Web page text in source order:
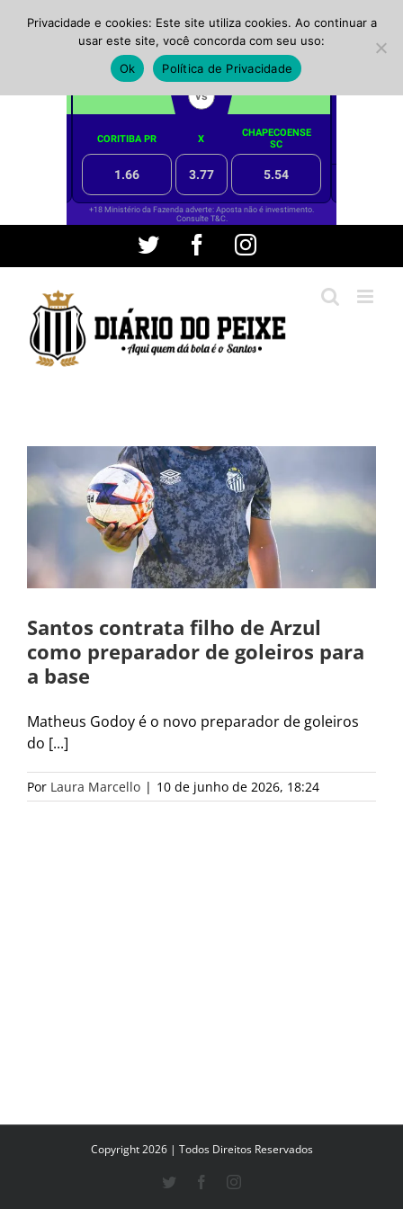
conteúdo
Twitter FacebookInstagram
Santos contrata filho de Arzul
como preparador de goleiros para
a base
Matheus Godoy é o novo preparador de goleiros
do [...]
Por Laura Marcello | 10 de junho de 2026, 18:24
Copyright 2026 | Todos Direitos Reservados
Twitter FacebookInstagram
Privacidade e cookies: Este site utiliza cookies. Ao continuar a
usar este site, você concorda com seu uso:
Ok
Política de Privacidade